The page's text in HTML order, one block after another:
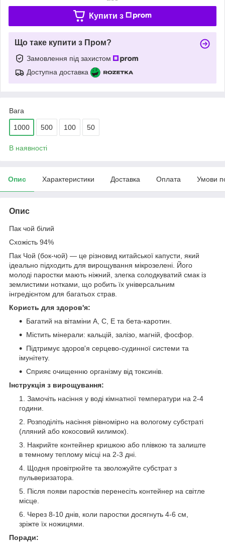
Купити з
Що таке купити з Пром?
Замовлення під захистом
Доступна доставка
Вага
1000 500 100 50
В наявності
Опис Характеристики Доставка Оплата Умови
Опис
Пак чой білий
Схожість 94%
Пак Чой (бок-чой) — це різновид китайської капусти, який
ідеально підходить для вирощування мікрозелені. Його
молоді паростки мають ніжний, злегка солодкуватий смак із
землистими нотками, що робить їх універсальним
інгредієнтом для багатьох страв.
Користь для здоров'я:
Багатий на вітаміни A, C, E та бета-каротин.
Містить мінерали: кальцій, залізо, магній, фосфор.
Підтримує здоров'я серцево-судинної системи та
імунітету.
Сприяє очищенню організму від токсинів.
Інструкція з вирощування:
Замочіть насіння у воді кімнатної температури на 2-4
години.
Розподіліть насіння рівномірно на вологому субстраті
(лляний або кокосовий килимок).
Накрийте контейнер кришкою або плівкою та залиште
в темному теплому місці на 2-3 дні.
Щодня провітрюйте та зволожуйте субстрат з
пульверизатора.
Після появи паростків перенесіть контейнер на світле
місце.
Через 8-10 днів, коли паростки досягнуть 4-6 см,
зріжте їх ножицями.
Поради: